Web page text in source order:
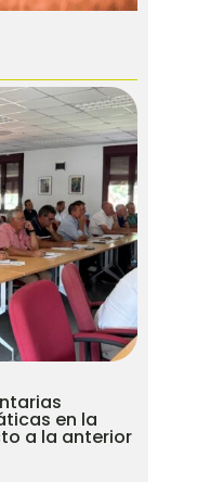
en la
a la anterior